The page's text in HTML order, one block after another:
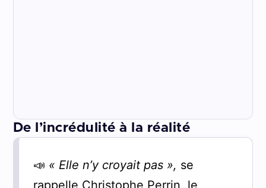
De l’incrédulité à la réalité
📣 « Elle n’y croyait pas », se
rappelle Christophe Perrin, le